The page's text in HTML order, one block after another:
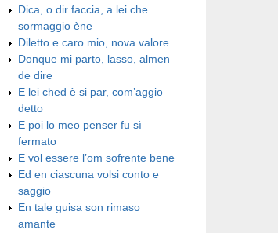
Dica, o dir faccia, a lei che
sormaggio ène
Diletto e caro mio, nova valore
Donque mi parto, lasso, almen
de dire
E lei ched è si par, com’aggio
detto
E poi lo meo penser fu sì
fermato
E vol essere l’om sofrente bene
Ed en ciascuna volsi conto e
saggio
En tale guisa son rimaso
amante